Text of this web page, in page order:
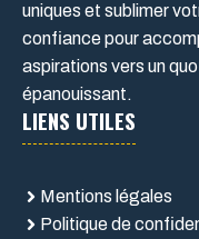
uniques et sublimer
confiance pour
aspirations vers un
épanouissant.
LIENS UTILES
Mentions légales
Politique de